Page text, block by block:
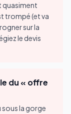
quasiment
trompé (et va
sur la
le devis
du « offre
sous la gorge